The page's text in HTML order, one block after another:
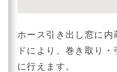
ホース引き出し窓に内
ドにより、巻き取り
に行えます。